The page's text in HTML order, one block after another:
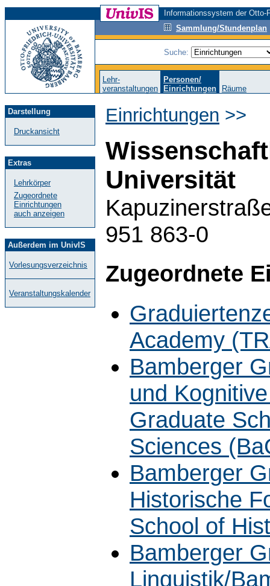
Informationssystem der
Sammlung/Stundenplan
Suche:
Lehr-
veranstaltungen
Personen/
Einrichtungen
Räume
Darstellung
Druckansicht
Extras
Lehrkörper
Zugeordnete
Einrichtungen
auch anzeigen
Außerdem im UnivIS
Vorlesungsverzeichnis
Veranstaltungskalender
Einrichtungen >>
Universität
951 863-0
Zugeordnete
Academy
Bamberger
und
Graduate
Sciences
Bamberger
Historische
School of
Bamberger
Linguistik/